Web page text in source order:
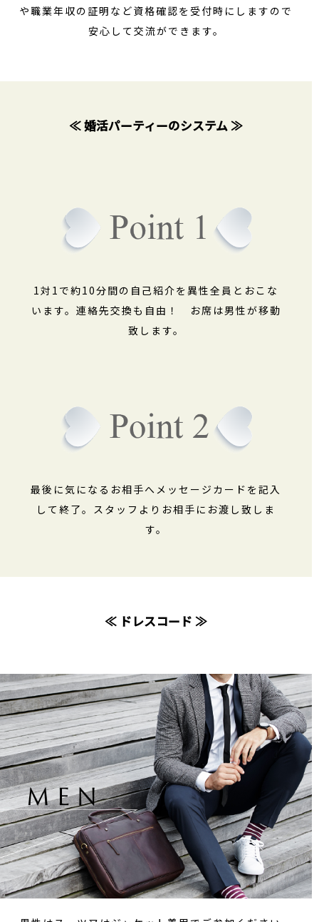
や職業年収の証明など資格確認を受付時にしますので
安心して交流ができます。
≪ 婚活パーティーのシステム ≫
1対1で約10分間の自己紹介を異性全員とおこな
います。連絡先交換も自由！ お席は男性が移動
致します。
最後に気になるお相手へメッセージカードを記入
して終了。スタッフよりお相手にお渡し致しま
す。
≪ ドレスコード ≫